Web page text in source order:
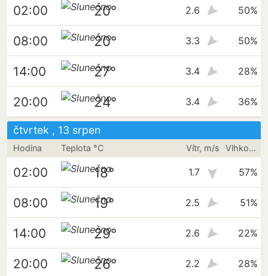
02:00 20° 2.6 50%
08:00 20° 3.3 50%
14:00 27° 3.4 28%
20:00 24° 3.4 36%
čtvrtek , 13 srpen
Hodina Teplota °C Vítr, m/s Vlhkost vzduchu
02:00 18° 1.7 57%
08:00 19° 2.5 51%
14:00 29° 2.6 22%
20:00 26° 2.2 28%